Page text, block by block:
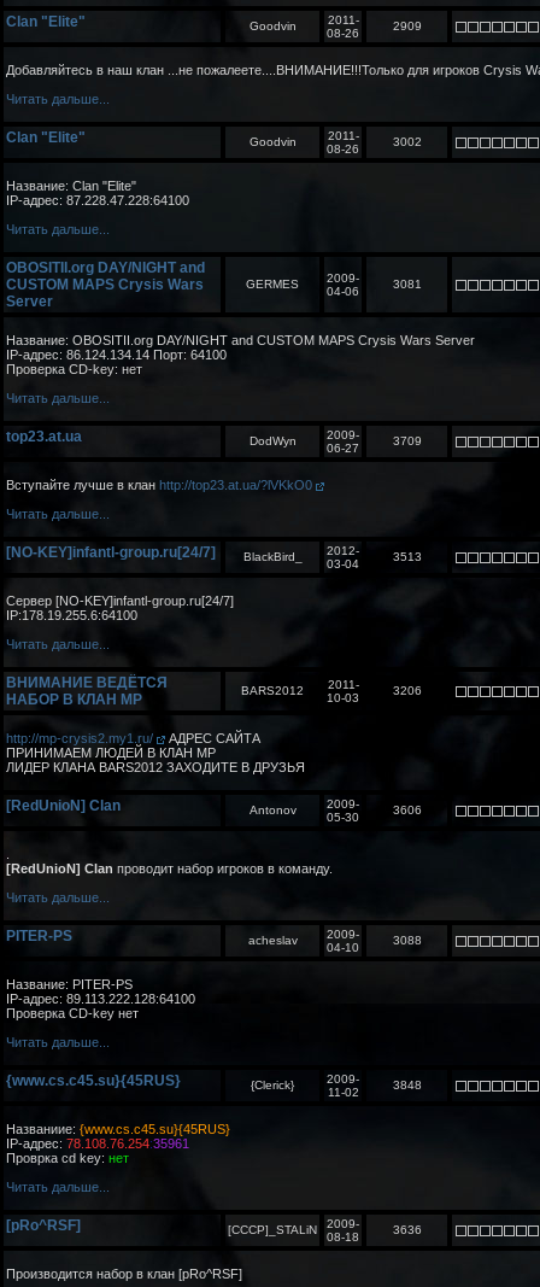
Clan "Elite" Goodvin
2011-
08-26
2909
Добавляйтесь в наш клан ...не пожалеете....ВНИМАНИЕ!!!Только для игроков Crysis
Читать дальше...
Clan "Elite" Goodvin
2011-
08-26
3002
Название: Clan "Elite"
IP-адрес: 87.228.47.228:64100
Читать дальше...
OBOSITII.org DAY/NIGHT and
CUSTOM MAPS Crysis Wars
Server
GERMES
2009-
04-06
3081
Название: OBOSITII.org DAY/NIGHT and CUSTOM MAPS Crysis Wars Server
IP-адрес: 86.124.134.14 Порт: 64100
Проверка CD-key: нет
Читать дальше...
top23.at.ua DodWyn
2009-
06-27
3709
Вступайте лучше в клан http://top23.at.ua/?lVKkO0
Читать дальше...
[NO-KEY]infantl-group.ru[24/7] BlackBird_
2012-
03-04
3513
Сервер [NO-KEY]infantl-group.ru[24/7]
IP:178.19.255.6:64100
Читать дальше...
ВНИМАНИЕ ВЕДЁТСЯ
НАБОР В КЛАН MP
BARS2012
2011-
10-03
3206
http://mp-crysis2.my1.ru/
АДРЕС САЙТА
ПРИНИМАЕМ ЛЮДЕЙ В КЛАН MP
ЛИДЕР КЛАНА BARS2012 ЗАХОДИТЕ В ДРУЗЬЯ
[RedUnioN] Clan Antonov
2009-
05-30
3606
[RedUnioN] Clan проводит набор игроков в команду.
Читать дальше...
PITER-PS acheslav
2009-
04-10
3088
Название: PITER-PS
IP-адрес: 89.113.222.128:64100
Проверка CD-key нет
Читать дальше...
{www.cs.c45.su}{45RUS} {Clerick}
2009-
11-02
3848
Названиие: {www.cs.c45.su}{45RUS}
IP-адрес: 78.108.76.254:35961
Проврка cd key: нет
Читать дальше...
[pRo^RSF] [CCCP]_STALiN
2009-
08-18
3636
Производится набор в клан [pRo^RSF]